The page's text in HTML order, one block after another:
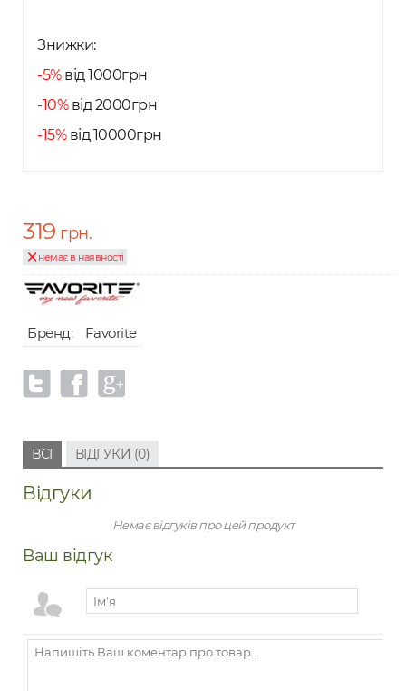
Знижки:
-5%від 1000грн
-10%від 2000грн
-15%від 10000грн
319 грн.
немає в наявності
Бренд: Favorite
ВСІ ВІДГУКИ (0)
Відгуки
Немає відгуків про цей продукт
Ваш відгук